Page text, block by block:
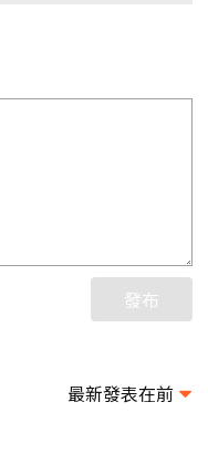
發布
最新發表在前